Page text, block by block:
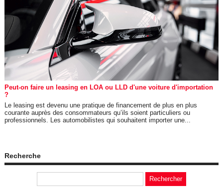
Peut-on faire un leasing en LOA ou LLD d'une voiture d'importation
?
Le leasing est devenu une pratique de financement de plus en plus
courante auprès des consommateurs qu’ils soient particuliers ou
professionnels. Les automobilistes qui souhaitent importer une...
Recherche